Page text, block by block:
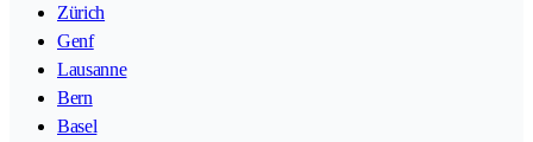
Zürich
Genf
Lausanne
Bern
Basel